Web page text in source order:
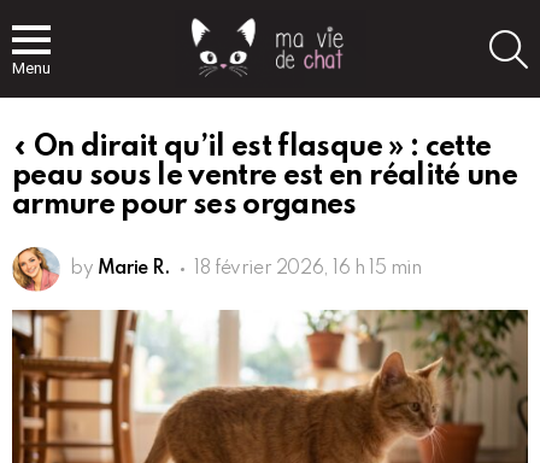
Menu
« On dirait qu’il est flasque » : cette
peau sous le ventre est en réalité une
armure pour ses organes
by Marie R. 18 février 2026, 16 h 15 min